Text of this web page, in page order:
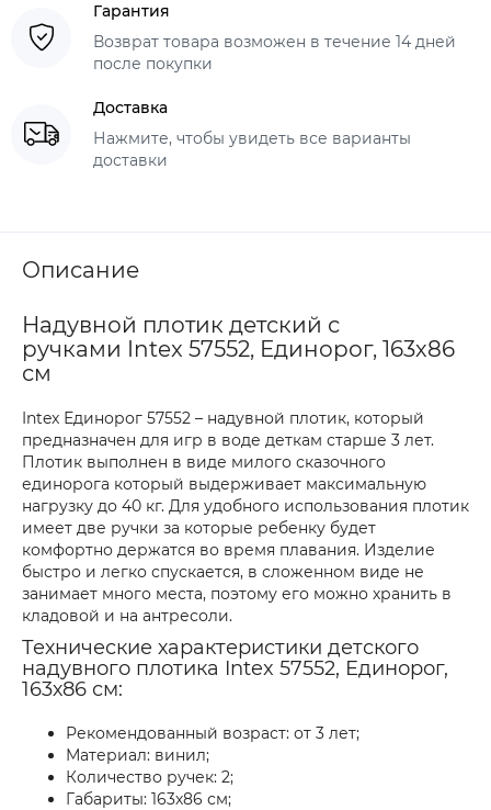
Гарантия
Возврат товара возможен в течение 14 дней
после покупки
Доставка
Нажмите, чтобы увидеть все варианты
доставки
Описание
Надувной плотик детский с
ручками Intex 57552, Единорог, 163х86
см
Intex Единорог 57552 – надувной плотик, который
предназначен для игр в воде деткам старше 3 лет.
Плотик выполнен в виде милого сказочного
единорога который выдерживает максимальную
нагрузку до 40 кг. Для удобного использования плотик
имеет две ручки за которые ребенку будет
комфортно держатся во время плавания. Изделие
быстро и легко спускается, в сложенном виде не
занимает много места, поэтому его можно хранить в
кладовой и на антресоли.
Технические характеристики детского
надувного плотика Intex 57552, Единорог,
163х86 см:
Рекомендованный возраст: от 3 лет;
Материал: винил;
Количество ручек: 2;
Габариты: 163х86 см;